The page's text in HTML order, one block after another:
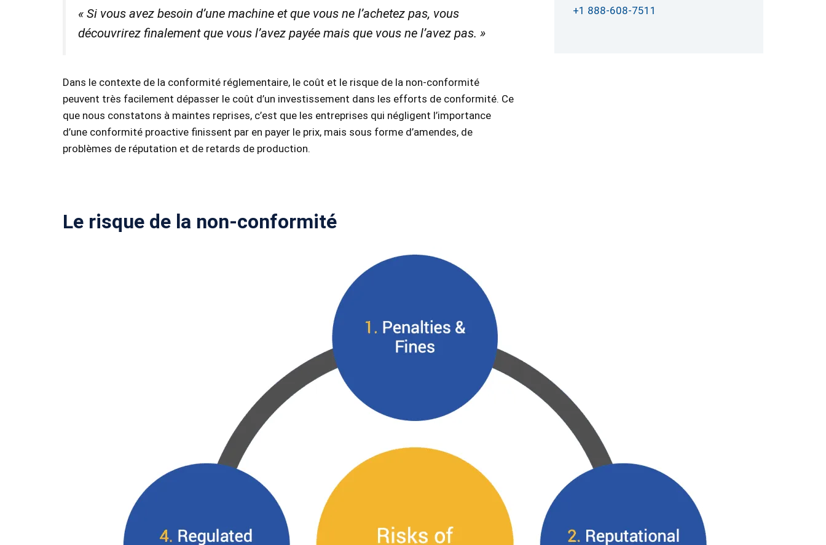
« Si vous avez besoin d’une machine et que vous ne l’achetez pas, vous
découvrirez finalement que vous l’avez payée mais que vous ne l’avez pas. »
Dans le contexte de la conformité réglementaire, le coût et le risque de la non-conformité
peuvent très facilement dépasser le coût d’un investissement dans les efforts de conformité. Ce
que nous constatons à maintes reprises, c’est que les entreprises qui négligent l’importance
d’une conformité proactive finissent par en payer le prix, mais sous forme d’amendes, de
problèmes de réputation et de retards de production.
+1 888-608-7511
Le risque de la non-conformité